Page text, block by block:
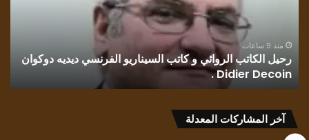
ديديه
دوكوان
Didier
Decoin
منذ 9 ساعات
رحيل الكاتب الروائي و كاتب السيناريو الفرنسي ديديه دوكوان
Didier Decoin .
آخر المشاركات المعدلة